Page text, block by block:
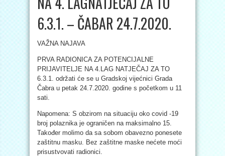
6.3.1. – ČABAR 24.7.2020.
VAŽNA NAJAVA
PRVA RADIONICA ZA POTENCIJALNE
PRIJAVITELJE NA 4.LAG NATJEČAJ ZA TO
6.3.1. održati će se u Gradskoj vijećnici Grada
Čabra u petak 24.7.2020. godine s početkom u 11
sati.
Napomena: S obzirom na situaciju oko covid -19
broj polaznika je ograničen na maksimalno 15.
Također molimo da sa sobom obavezno ponesete
zaštitnu masku. Bez zaštitne maske nećete moći
prisustvovati radionici.